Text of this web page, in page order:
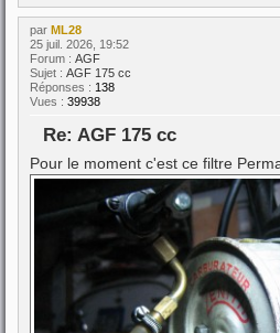
par ML28
25 juil. 2026, 19:52
Forum : AGF
Sujet : AGF 175 cc
Réponses : 138
Vues : 39938
Re: AGF 175 cc
Pour le moment c'est ce filtre